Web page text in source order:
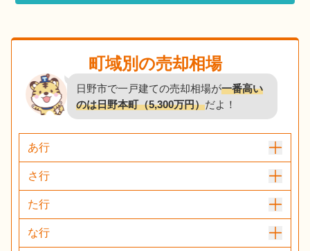
町域別の売却相場
日野市で一戸建ての売却相場が一番高い
のは日野本町（5,300万円）だよ！
あ行
さ行
た行
な行